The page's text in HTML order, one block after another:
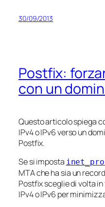
30/09/2013
Postfix:
con un
Questo articolo spiega
IPv4 o IPv6 verso un
Postfix.
Se si imposta
MTA che ha sia un
Postfix sceglie di volta
IPv4 o IPv6 per